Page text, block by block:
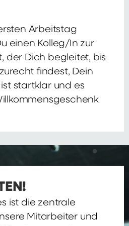
Arbeitstag
einen Kolleg/In zur
der Dich begleitet, bis
findest, Dein
startklar und es
ist die zentrale
Mitarbeiter und